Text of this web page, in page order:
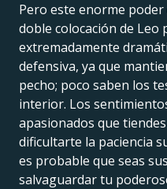
Pero este enorme poder
doble colocación de Leo
extremadamente
defensiva, ya que
pecho; poco saben los
interior. Los
apasionados que
dificultarte la paciencia
es probable que seas
salvaguardar tu